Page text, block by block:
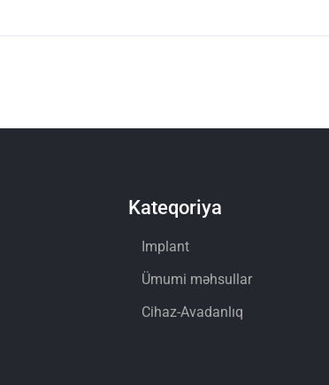
Kateqoriya
Implant
Ümumi məhsullar
Cihaz-Avadanlıq